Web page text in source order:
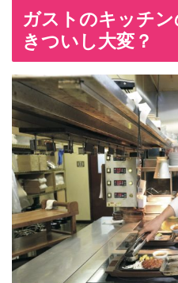
ガストのキッチ
きついし大変？